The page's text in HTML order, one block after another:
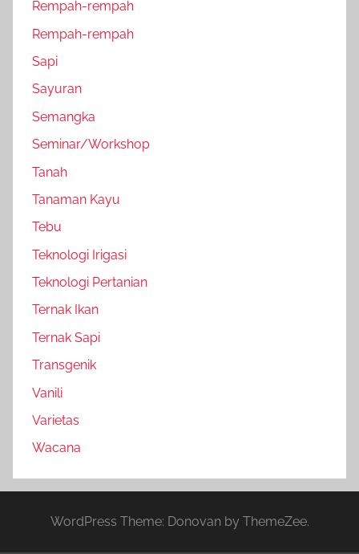
Rempah-rempah
Rempah-rempah
Sapi
Sayuran
Semangka
Seminar/Workshop
Tanah
Tanaman Kayu
Tebu
Teknologi Irigasi
Teknologi Pertanian
Ternak Ikan
Ternak Sapi
Transgenik
Vanili
Varietas
Wacana
WordPress Theme: Donovan by ThemeZee.